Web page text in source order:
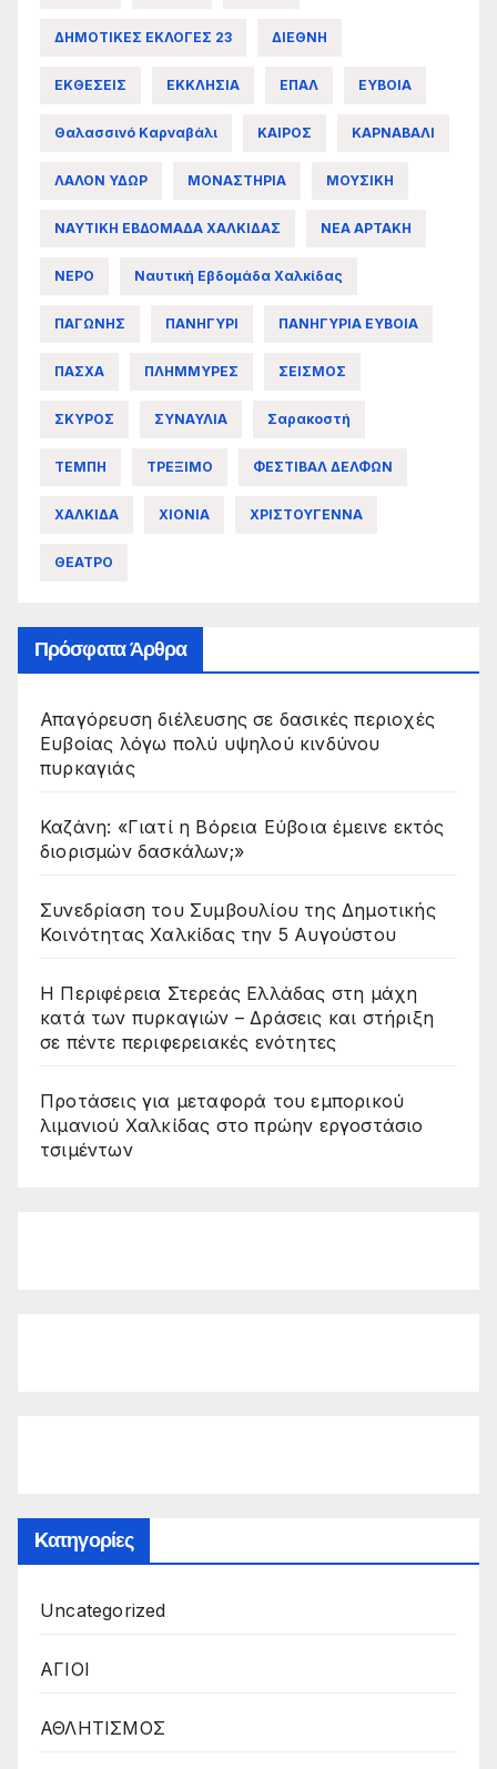
ΔΗΜΟΤΙΚΕΣ ΕΚΛΟΓΕΣ 23 ΔΙΕΘΝΗ
ΕΚΘΕΣΕΙΣ ΕΚΚΛΗΣΙΑ ΕΠΑΛ ΕΥΒΟΙΑ
Θαλασσινό Καρναβάλι ΚΑΙΡΟΣ ΚΑΡΝΑΒΑΛΙ
ΛΑΛΟΝ ΥΔΩΡ ΜΟΝΑΣΤΗΡΙΑ ΜΟΥΣΙΚΗ
ΝΑΥΤΙΚΗ ΕΒΔΟΜΑΔΑ ΧΑΛΚΙΔΑΣ ΝΕΑ ΑΡΤΑΚΗ
ΝΕΡΟ Ναυτική Εβδομάδα Χαλκίδας
ΠΑΓΩΝΗΣ ΠΑΝΗΓΥΡΙ ΠΑΝΗΓΥΡΙΑ ΕΥΒΟΙΑ
ΠΑΣΧΑ ΠΛΗΜΜΥΡΕΣ ΣΕΙΣΜΟΣ
ΣΚΥΡΟΣ ΣΥΝΑΥΛΙΑ Σαρακοστή
ΤΕΜΠΗ ΤΡΕΞΙΜΟ ΦΕΣΤΙΒΑΛ ΔΕΛΦΩΝ
ΧΑΛΚΙΔΑ ΧΙΟΝΙΑ ΧΡΙΣΤΟΥΓΕΝΝΑ
ΘΕΑΤΡΟ
Πρόσφατα Άρθρα
Απαγόρευση διέλευσης σε δασικές περιοχές
Ευβοίας λόγω πολύ υψηλού κινδύνου
πυρκαγιάς
Καζάνη: «Γιατί η Βόρεια Εύβοια έμεινε εκτός
διορισμών δασκάλων;»
Συνεδρίαση του Συμβουλίου της Δημοτικής
Κοινότητας Χαλκίδας την 5 Αυγούστου
Η Περιφέρεια Στερεάς Ελλάδας στη μάχη
κατά των πυρκαγιών – Δράσεις και στήριξη
σε πέντε περιφερειακές ενότητες
Προτάσεις για μεταφορά του εμπορικού
λιμανιού Χαλκίδας στο πρώην εργοστάσιο
τσιμέντων
Kατηγορίες
Uncategorized
ΑΓΙΟΙ
ΑΘΛΗΤΙΣΜΟΣ